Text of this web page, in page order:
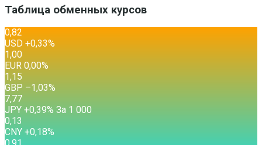
Таблица обменных курсов
0,82
USD +0,33%
1,00
EUR 0,00%
1,15
GBP –1,03%
7,77
JPY +0,39% За 1 000
0,13
CNY +0,18%